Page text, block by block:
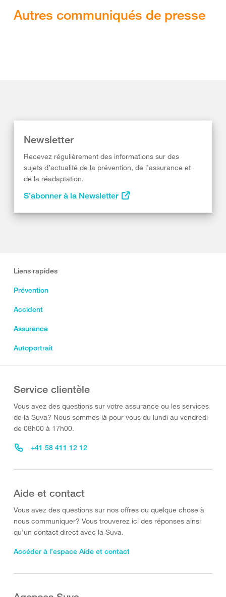
Autres communiqués de presse
Newsletter
Recevez régulièrement des informations sur des
sujets d’actualité de la prévention, de l’assurance et
de la réadaptation.
S’abonner à la Newsletter
Liens rapides
Prévention
Accident
Assurance
Autoportrait
Service clientèle
Vous avez des questions sur votre assurance ou les services
de la Suva? Nous sommes là pour vous du lundi au vendredi
de 08h00 à 17h00.
+41 58 411 12 12
Aide et contact
Vous avez des questions sur nos offres ou quelque chose à
nous communiquer? Vous trouverez ici des réponses ainsi
qu’un contact direct avec la Suva.
Accéder à l’espace Aide et contact